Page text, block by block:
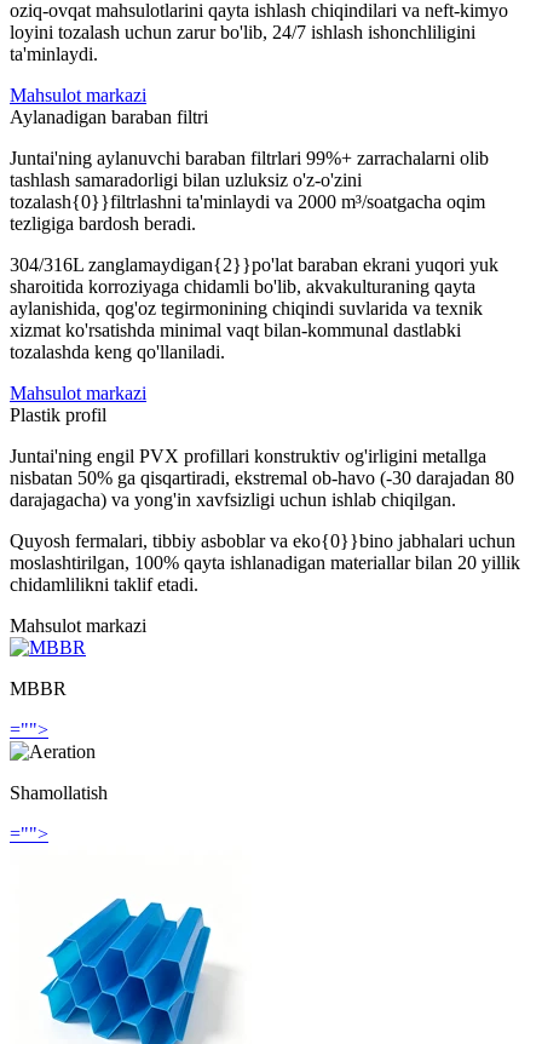
oziq-ovqat mahsulotlarini qayta ishlash chiqindilari va neft-kimyo
loyini tozalash uchun zarur bo'lib, 24/7 ishlash ishonchliligini
ta'minlaydi.
Mahsulot markazi
Aylanadigan baraban filtri
Juntai'ning aylanuvchi baraban filtrlari 99%+ zarrachalarni olib
tashlash samaradorligi bilan uzluksiz o'z-o'zini
tozalash{0}}filtrlashni ta'minlaydi va 2000 m³/soatgacha oqim
tezligiga bardosh beradi.
304/316L zanglamaydigan{2}}po'lat baraban ekrani yuqori yuk
sharoitida korroziyaga chidamli bo'lib, akvakulturaning qayta
aylanishida, qog'oz tegirmonining chiqindi suvlarida va texnik
xizmat ko'rsatishda minimal vaqt bilan-kommunal dastlabki
tozalashda keng qo'llaniladi.
Mahsulot markazi
Plastik profil
Juntai'ning engil PVX profillari konstruktiv og'irligini metallga
nisbatan 50% ga qisqartiradi, ekstremal ob-havo (-30 darajadan 80
darajagacha) va yong'in xavfsizligi uchun ishlab chiqilgan.
Quyosh fermalari, tibbiy asboblar va eko{0}}bino jabhalari uchun
moslashtirilgan, 100% qayta ishlanadigan materiallar bilan 20 yillik
chidamlilikni taklif etadi.
Mahsulot markazi
MBBR
="">
Shamollatish
="">